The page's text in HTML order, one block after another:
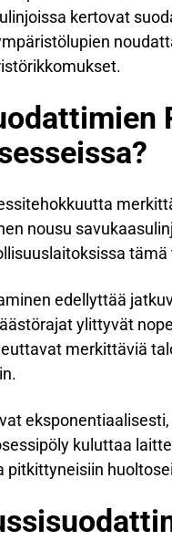
kertovat
nousu
edellyttää
ylittyvät
merkittäviä
kuluttaa
pitkittyneisiin